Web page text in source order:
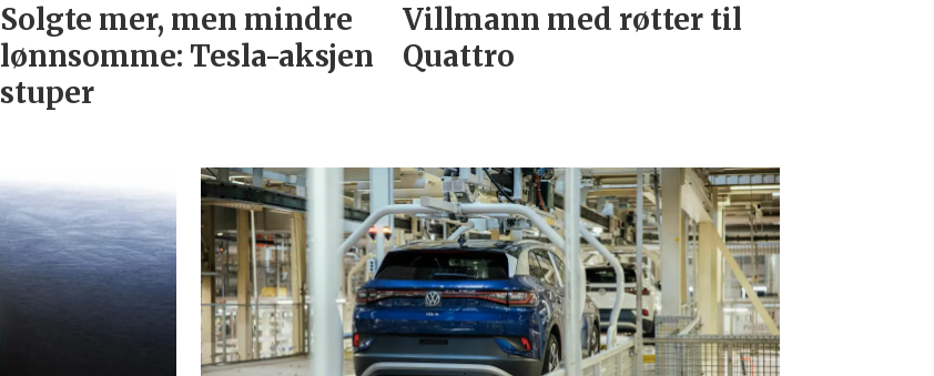
Solgte mer, men mindre
lønnsomme: Tesla-aksjen
stuper
Villmann med røtter til
Quattro